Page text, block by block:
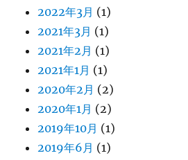
2022年3月 (1)
2021年3月 (1)
2021年2月 (1)
2021年1月 (1)
2020年2月 (2)
2020年1月 (2)
2019年10月 (1)
2019年6月 (1)